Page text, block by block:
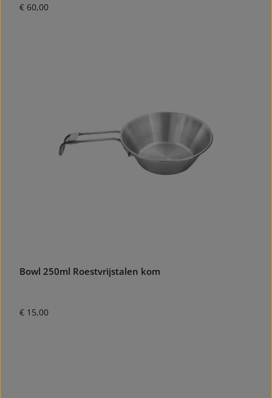
Normale prijs:
€ 60,00
Bowl 250ml Roestvrijstalen kom
Normale prijs:
€ 15,00